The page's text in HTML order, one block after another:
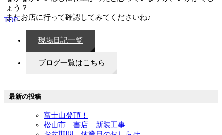
TOP
ょう？
またお店に行って確認してみてくださいね♪
現場日記一覧
ブログ一覧はこちら
最新の投稿
富士山登頂！
松山市 書店 新装工事